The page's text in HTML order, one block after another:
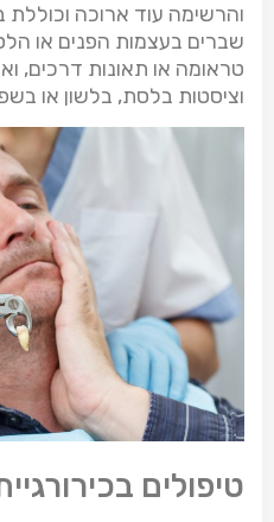
והרשימה עוד ארוכה
שברים בעצמות הפנים או
טראומה או תאונות דרכים,
וציסטות בלסת, בלשון או
טיפולים